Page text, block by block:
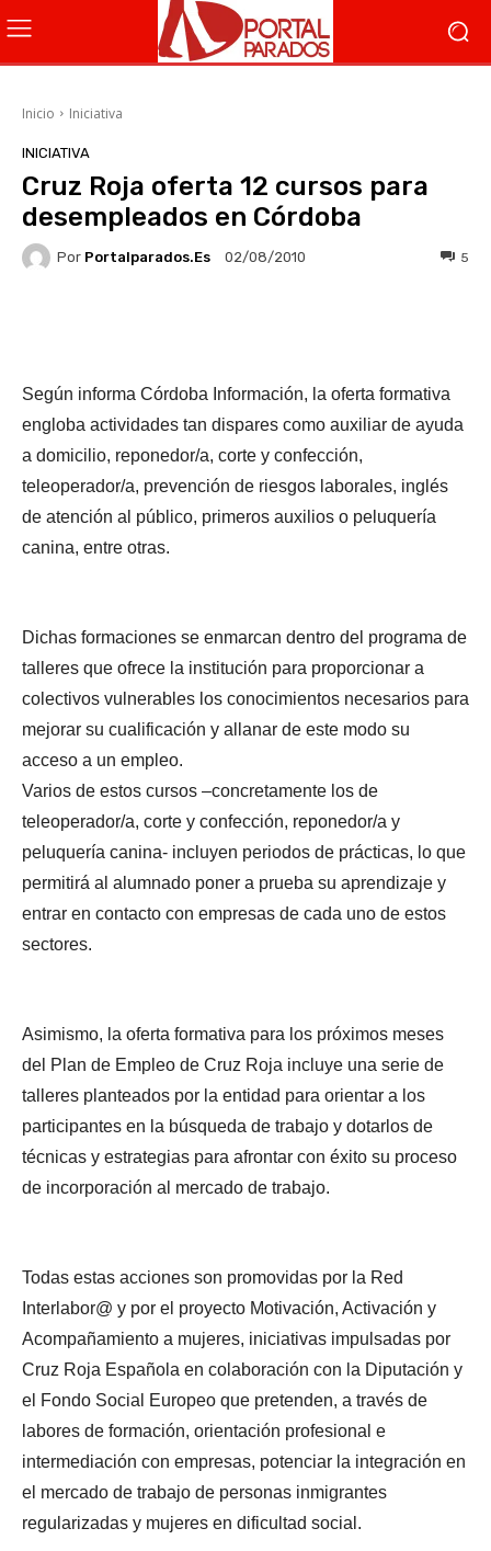
Inicio Iniciativa
INICIATIVA
Cruz Roja oferta 12 cursos para
desempleados en Córdoba
Por Portalparados.es 02/08/2010 5
Según informa Córdoba Información, la oferta formativa
engloba actividades tan dispares como auxiliar de ayuda
a domicilio, reponedor/a, corte y confección,
teleoperador/a, prevención de riesgos laborales, inglés
de atención al público, primeros auxilios o peluquería
canina, entre otras.
Dichas formaciones se enmarcan dentro del programa de
talleres que ofrece la institución para proporcionar a
colectivos vulnerables los conocimientos necesarios para
mejorar su cualificación y allanar de este modo su
acceso a un empleo.
Varios de estos cursos –concretamente los de
teleoperador/a, corte y confección, reponedor/a y
peluquería canina- incluyen periodos de prácticas, lo que
permitirá al alumnado poner a prueba su aprendizaje y
entrar en contacto con empresas de cada uno de estos
sectores.
Asimismo, la oferta formativa para los próximos meses
del Plan de Empleo de Cruz Roja incluye una serie de
talleres planteados por la entidad para orientar a los
participantes en la búsqueda de trabajo y dotarlos de
técnicas y estrategias para afrontar con éxito su proceso
de incorporación al mercado de trabajo.
Todas estas acciones son promovidas por la Red
Interlabor@ y por el proyecto Motivación, Activación y
Acompañamiento a mujeres, iniciativas impulsadas por
Cruz Roja Española en colaboración con la Diputación y
el Fondo Social Europeo que pretenden, a través de
labores de formación, orientación profesional e
intermediación con empresas, potenciar la integración en
el mercado de trabajo de personas inmigrantes
regularizadas y mujeres en dificultad social.